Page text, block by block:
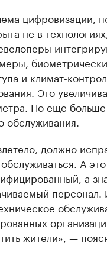
цифровизации,
не в
и климат-
Это
Но еще
обслуживания.
должно
А это
а
жители», —